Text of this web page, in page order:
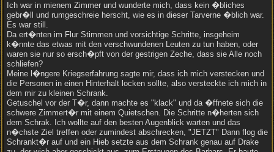
Ich war in mienem Zimmer und wunderte mich, dass kein �bliches
gebr�ll und rumgeschreie herscht, wie es in dieser Tarverne �blich war.
Es war still.
Da ert�nten im Flur Stimmen und vorsichtige Schritte, insgeheim
k�nnte das etwas mit den verschwundenen Leuten zu tun haben, oder
waren sie nur so ersch�pft von der gestrigen Zeche, dass sie Alle noch
schliefen?
Meine l�ngere Kriegserfahrung sagte mir, dass ich mich verstecken und
die Personen in einen Hinterhalt locken sollte, also versteckte ich mich in
dem mir zu kleinen Schrank.
Getuschel vor der T�r, dann machte es "klack" und da �ffnete sich die
schwere Zimmert�r mit einem Quietschen. Die Schritte n�herten sich
dem Schrak. Ich wollte auf den besten Augenblick warten und das
n�chste Ziel treffen oder zumindest abschrecken, "JETZT" Dann flog die
Schrankt�r auf und ein Hieb setzte aus dem Schrank genau auf Drake